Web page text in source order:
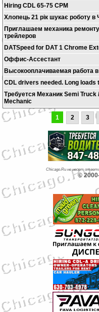
Hiring CDL 65-75 CPM
Хлопець 21 рік шукає роботу в
Приглашаем механика
трейлеров
DATSpeed for DAT 1 Chrome
Оффис-Ассестант
Высокооплачиваемая работа
CDL drivers needed. Long loads
Требуется Механик Semi Truck
Mechanic
1 2 3
Chicago.Ru не несет
©